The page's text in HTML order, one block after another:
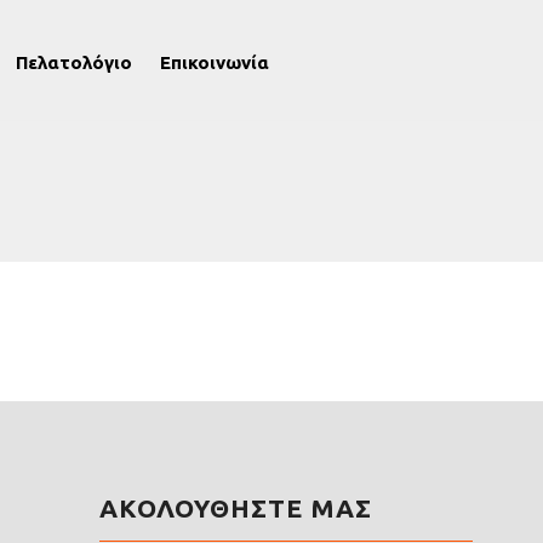
Πελατολόγιο Επικοινωνία
ΑΚΟΛΟΥΘΗΣΤΕ ΜΑΣ